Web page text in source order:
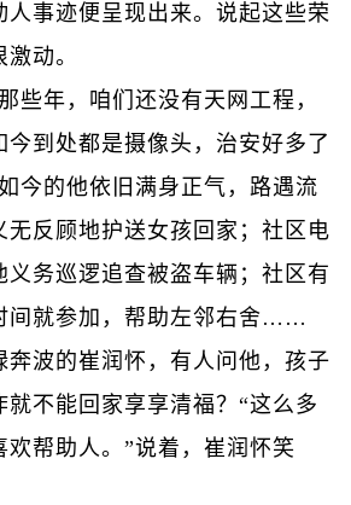
人事迹便呈现出来。说起这些荣
动。
年，咱们还没有天网工程，
今到处都是摄像头，治安好多了
今的他依旧满身正气，路遇流
无反顾地护送女孩回家；社区电
义务巡逻追查被盗车辆；社区有
间就参加，帮助左邻右舍……
波的崔润怀，有人问他，孩子
就不能回家享享清福？“这么多
欢帮助人。”说着，崔润怀笑